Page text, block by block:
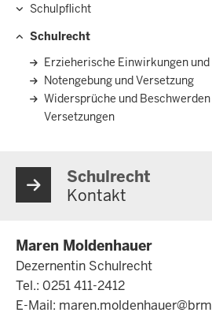
Schulpflicht
Schulrecht
Erzieherische Einwirkungen
Notengebung und Versetzung
Widersprüche und
Versetzungen
Schulrecht
Kontakt
Maren Moldenhauer
Dezernentin Schulrecht
Tel.: 0251 411-2412
E-Mail: